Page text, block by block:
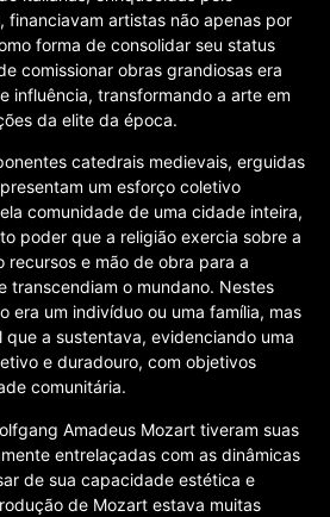
financiavam artistas não apenas por
forma de consolidar seu status
comissionar obras grandiosas era
influência, transformando a arte em
da elite da época.
catedrais medievais, erguidas
um esforço coletivo
comunidade de uma cidade inteira,
poder que a religião exercia sobre a
recursos e mão de obra para a
transcendiam o mundano. Nestes
era um indivíduo ou uma família, mas
a sustentava, evidenciando uma
e duradouro, com objetivos
comunitária.
Amadeus Mozart tiveram suas
entrelaçadas com as dinâmicas
de sua capacidade estética e
de Mozart estava muitas